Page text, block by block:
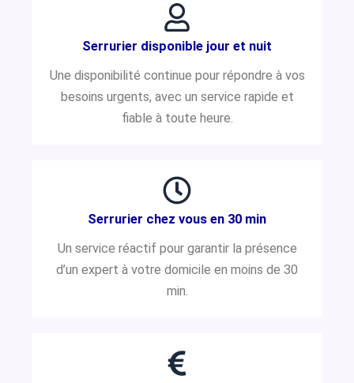
Serrurier disponible jour et nuit
Une disponibilité continue pour répondre à vos
besoins urgents, avec un service rapide et
fiable à toute heure.
Serrurier chez vous en 30 min
Un service réactif pour garantir la présence
d’un expert à votre domicile en moins de 30
min.